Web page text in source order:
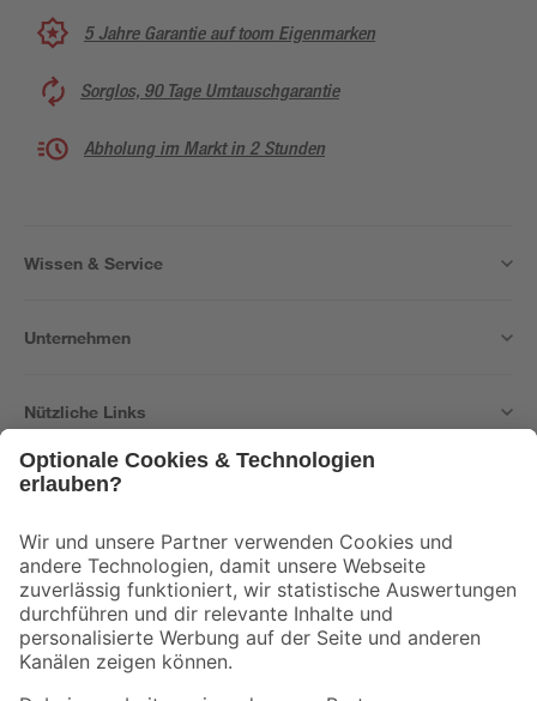
5 Jahre Garantie auf toom Eigenmarken
Sorglos, 90 Tage Umtauschgarantie
Abholung im Markt in 2 Stunden
Wissen & Service
Unternehmen
Nützliche Links
Der toom Newsletter: Keine Angebote und Aktionen mehr verpassen!
Zur Newsletter Anmeldung
Folge uns